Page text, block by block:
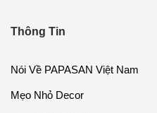
Thông Tin
Nói Về PAPASAN Việt Nam
Mẹo Nhỏ Decor